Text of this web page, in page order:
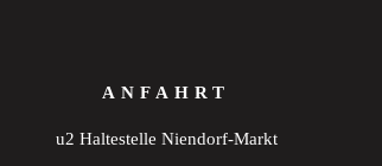
ANFAHRT
u2 Haltestelle Niendorf-Markt